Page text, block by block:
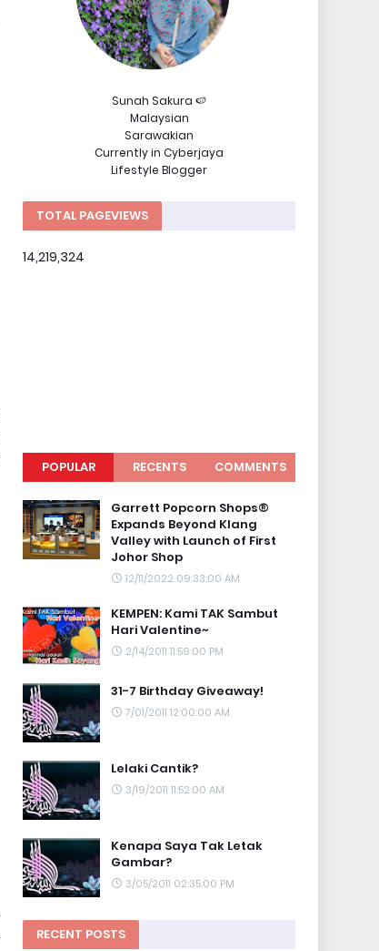
Sunah Sakura 🍉
Malaysian
Sarawakian
Currently in Cyberjaya
Lifestyle Blogger
TOTAL PAGEVIEWS
14,219,324
POPULAR RECENTS COMMENTS
Garrett Popcorn Shops®
Expands Beyond Klang
Valley with Launch of First
Johor Shop
12/11/2022 09:33:00 AM
KEMPEN: Kami TAK Sambut
Hari Valentine~
2/14/2011 11:59:00 PM
31-7 Birthday Giveaway!
7/01/2011 12:00:00 AM
Lelaki Cantik?
3/19/2011 11:52:00 AM
Kenapa Saya Tak Letak
Gambar?
3/05/2011 02:35:00 PM
RECENT POSTS